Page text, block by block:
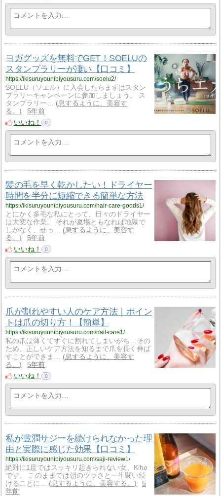
ヨガグッズを無料でGET！SOELUの
スタンプラリーが凄い【口コミ】
https://ikisuruyounibiyousuru.com/soelu2/
SOELU（ソエル）に入会したらまずはスタン
プラリーキャンペーンに参加しましょう。 ス
タンプラリー…
息するように、美容す
る。
5年前
いいね！
0
髪の毛を早く乾かしたい！ドライヤー
時間を半分に短縮できる簡単な方法
https://ikisuruyounibiyousuru.com/hair-care-goods1/
とにかく多毛な私にとって、日々のドライヤー
は大変な作業。 それが夏場ともなれば地獄で
しかなく、せっ…
息するように、美容す
る。
5年前
いいね！
0
爪が割れやすい人のケア方法｜ポイン
トは爪の切り方！【簡単】
https://ikisuruyounibiyousuru.com/nail-care1/
私の爪は薄くてすぐに割れてしまいがち…その
ため、正しいケア方法を知るまで爪を長く伸ば
すことができま…
息するように、美容す
る。
5年前
いいね！
0
私が豊潤サジーを続けられなかった理
由と実際に感じた効果【口コミ】
https://ikisuruyounibiyousuru.com/saji-review1/
絶対に1度ではスッキリ起きられない女、Kiho
です。 このままでは朝のツラさと一生闘い続
けることに…
息するように、美容する。
5
年前